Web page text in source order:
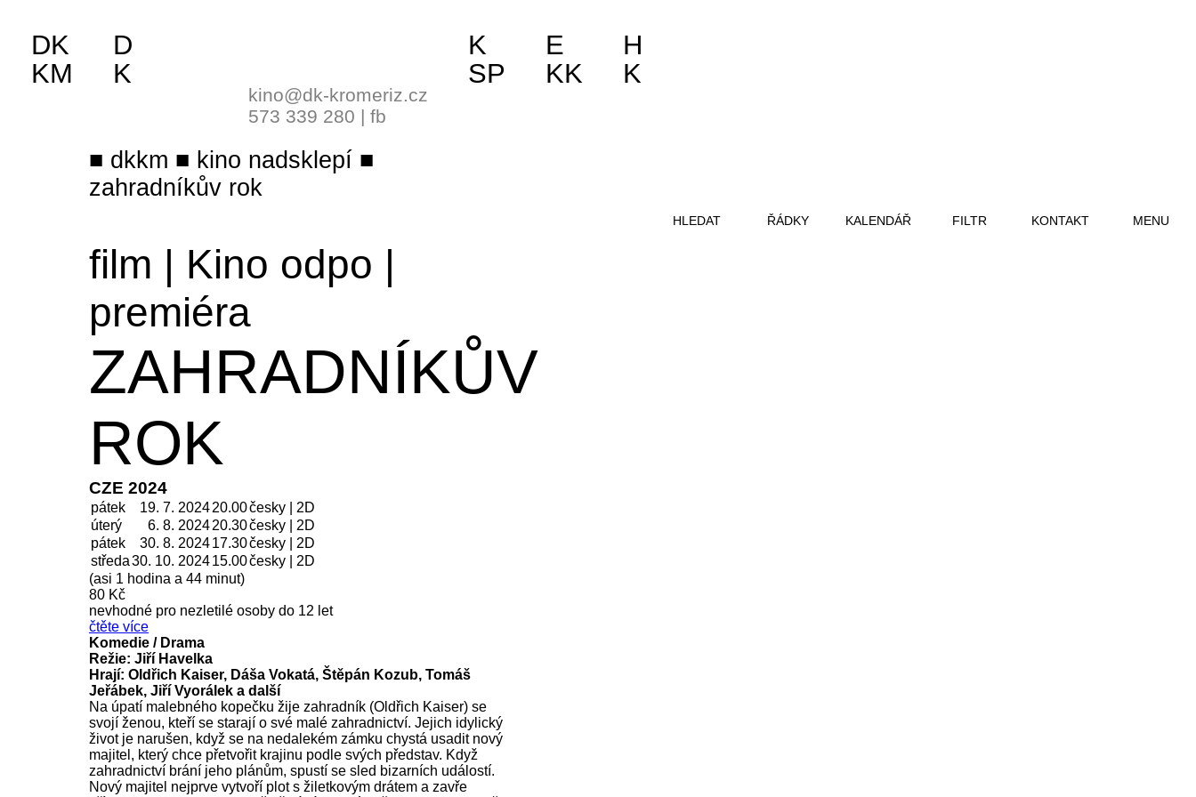
dkkm
kino nadsklepí
zahradníkův rok
film | Kino odpo |
premiéra
ZAHRADNÍKŮV
ROK
CZE 2024
pátek 19. 7. 202420.00česky | 2D
úterý
6. 8. 202420.30česky | 2D
pátek
30. 8. 202417.30česky | 2D
středa30. 10. 202415.00česky | 2D
(asi 1 hodina a 44 minut)
80 Kč
nevhodné pro nezletilé osoby do 12 let
čtěte více
Komedie / Drama
Režie: Jiří Havelka
Hrají: Oldřich Kaiser, Dáša Vokatá, Štěpán Kozub, Tomáš
Jeřábek, Jiří Vyorálek a další
Na úpatí malebného kopečku žije zahradník (Oldřich Kaiser) se
svojí ženou, kteří se starají o své malé zahradnictví. Jejich idylický
život je narušen, když se na nedalekém zámku chystá usadit nový
majitel, který chce přetvořit krajinu podle svých představ. Když
zahradnictví brání jeho plánům, spustí se sled bizarních událostí.
Nový majitel nejprve vytvoří plot s žiletkovým drátem a zavře
DK
KM
D
K
kino@dk-kromeriz.cz
573 339 280 | fb
K
SP
E
KK
H
K
HLEDAT ŘÁDKY KALENDÁŘ FILTR KONTAKT MENU